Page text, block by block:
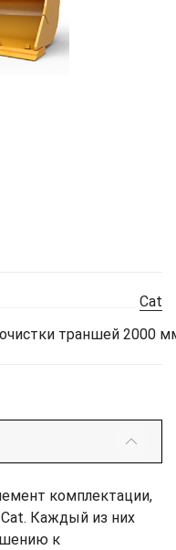
Cat
траншей 2000
комплектации,
Каждый из них
к